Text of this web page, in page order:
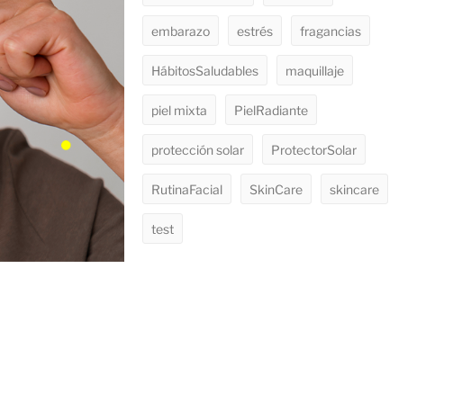
embarazo estrés fragancias
HábitosSaludables maquillaje
piel mixta PielRadiante
protección solar ProtectorSolar
RutinaFacial SkinCare skincare
test